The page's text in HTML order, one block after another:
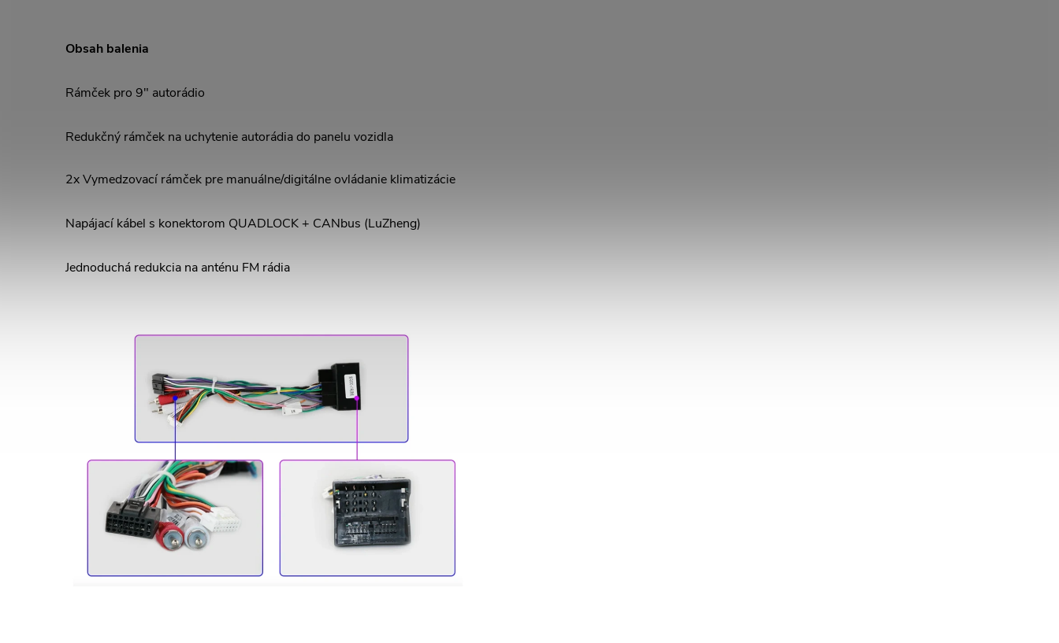
Obsah balenia
Rámček pro 9" autorádio
Redukčný rámček na uchytenie autorádia do panelu vozidla
2x Vymedzovací rámček pre manuálne/digitálne ovládanie klimatizácie
Napájací kábel s konektorom QUADLOCK + CANbus (LuZheng)
Jednoduchá redukcia na anténu FM rádia